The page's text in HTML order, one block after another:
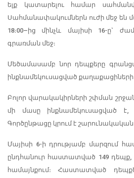
ելք կատարելու համար
Սահմանափակումներն ուժի մեջ են
18։00–ից մինչև մայիսի 16-ը`
գրառման մեջ։
Մեծամասամբ նոր դեպքերը
ինքնամեկուսացված քաղաքացիների
Բոլոր վարակակիրների շփման
մի մասը ինքնամեկուսացված է,
Գործընթացը կրում է շարունակական
Մայիսի 6-ի դրությամբ մարզում
ընդհանուր հաստատված 149 դեպք,
համայնքում։ Հաստատված